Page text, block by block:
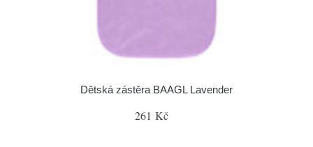
Dětská zástěra BAAGL Lavender
261 Kč